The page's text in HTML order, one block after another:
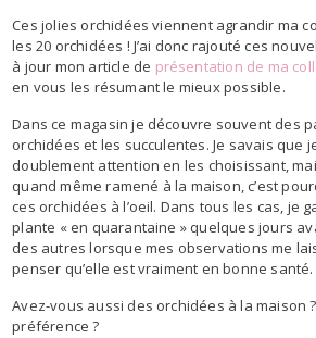
Ces jolies orchidées viennent agrandir ma
les 20 orchidées ! J’ai donc rajouté ces
à jour mon article de présentation de ma
en vous les résumant le mieux possible.
Dans ce magasin je découvre souvent des
orchidées et les succulentes. Je savais que
doublement attention en les choisissant,
quand même ramené à la maison, c’est
ces orchidées à l’oeil. Dans tous les cas, je
plante « en quarantaine » quelques jours
des autres lorsque mes observations me
penser qu’elle est vraiment en bonne santé.
Avez-vous aussi des orchidées à la maison
préférence ?